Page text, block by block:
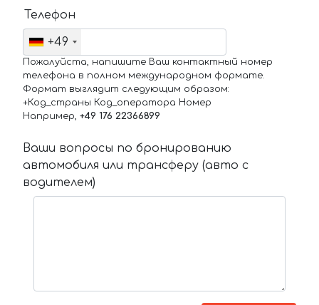
Телефон
+49
Пожалуйста, напишите Ваш контактный номер
телефона в полном международном формате.
Формат выглядит следующим образом:
+Код_страны Код_оператора Номер
Например, +49 176 22366899
Ваши вопросы по бронированию
автомобиля или трансферу (авто с
водителем)